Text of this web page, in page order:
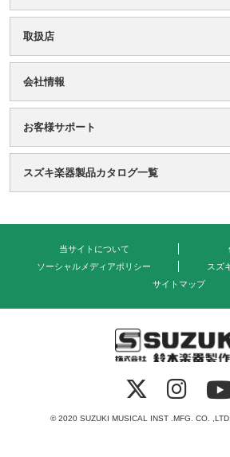
取扱店
会社情報
お客様サポート
スズキ楽器製品カタログ一覧
当サイトについて
ソーシャルメディアポリシー
スズ
サイトマップ
© 2020 SUZUKI MUSICAL INST .MFG. CO.